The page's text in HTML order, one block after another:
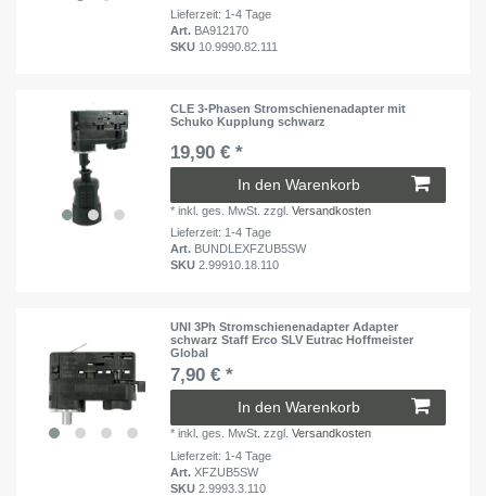
Lieferzeit: 1-4 Tage
Art. BA912170
SKU 10.9990.82.111
CLE 3-Phasen Stromschienenadapter mit
Schuko Kupplung schwarz
19,90 € *
In den Warenkorb
*inkl. ges. MwSt. zzgl.Versandkosten
Lieferzeit: 1-4 Tage
Art. BUNDLEXFZUB5SW
SKU2.99910.18.110
UNI 3Ph Stromschienenadapter Adapter
schwarz Staff Erco SLV Eutrac Hoffmeister
Global
7,90 € *
In den Warenkorb
*inkl. ges. MwSt. zzgl.Versandkosten
Lieferzeit: 1-4 Tage
Art.XFZUB5SW
SKU2.9993.3.110